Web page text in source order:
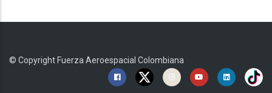
NAVEGACIÓN
© Copyright Fuerza Aeroespacial Colombiana